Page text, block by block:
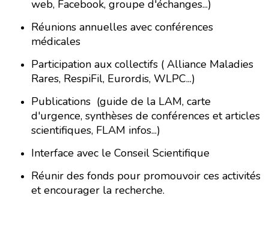
web, Facebook, groupe d'échanges...)
Réunions annuelles avec conférences
médicales
Participation aux collectifs ( Alliance Maladies
Rares, RespiFil, Eurordis, WLPC...)
Publications (guide de la LAM, carte
d'urgence, synthèses de conférences et articles
scientifiques, FLAM infos...)
Interface avec le Conseil Scientifique
Réunir des fonds pour promouvoir ces activités
et encourager la recherche.